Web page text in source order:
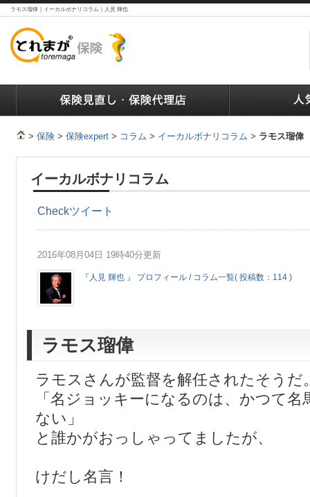
ラモス瑠偉｜イーカルボナリコラム｜人見 輝也
> 保険 > 保険expert > コラム > イーカルボナリコラム > ラモス瑠偉
イーカルボナリコラム
Checkツイート
2016年08月04日 19時40分更新
『人見 輝也 』 プロフィール / コラム一覧( 投稿数：114 )
ラモス瑠偉
ラモスさんが監督を解任されたそうだ
「名ジョッキーになるのは、かつて
ない」
と誰かがおっしゃってましたが、
けだし名言！